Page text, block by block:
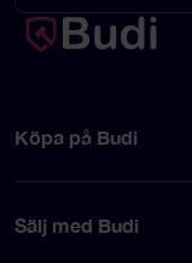
Köpa på Budi
Sälj med Budi